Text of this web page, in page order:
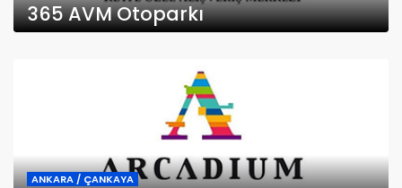
365 AVM Otoparkı
ANKARA / ÇANKAYA